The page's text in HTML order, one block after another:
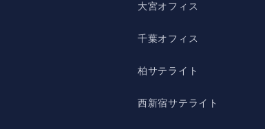
大宮オフィス
千葉オフィス
柏サテライト
西新宿サテライト